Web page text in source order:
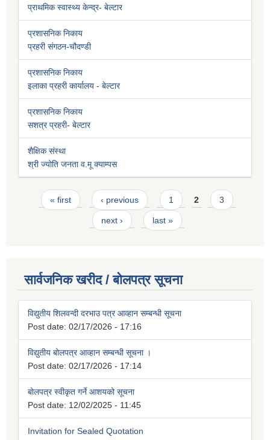
प्राथमिक स्वास्थ्य केन्द्र- बेल्टार
प्रशासनिक निकाय
प्रहरी संगठन-चौदण्डी
प्रशासनिक निकाय
इलाका प्रहरी कार्यालय - बेल्टार
प्रशासनिक निकाय
सशत्र प्रहरी- बेल्टार
शैक्षिक संस्था
श्री ज्योति जनता व.मू क्याम्पस
Pages
« first ‹ previous 1 2 3
next › last »
सार्वजनिक खरीद / बोलपत्र सूचना
विद्युतीय शिलवन्दी दरभाउ पत्र आव्हान सम्बन्धी सूचना
Post date: 02/17/2026 - 17:16
विद्युतीय बोलपत्र आव्हान सम्बन्धी सूचना ।
Post date: 02/17/2026 - 17:14
बोलपत्र स्वीकृत गर्ने आशयको सूचना
Post date: 12/02/2025 - 11:45
Invitation for Sealed Quotation